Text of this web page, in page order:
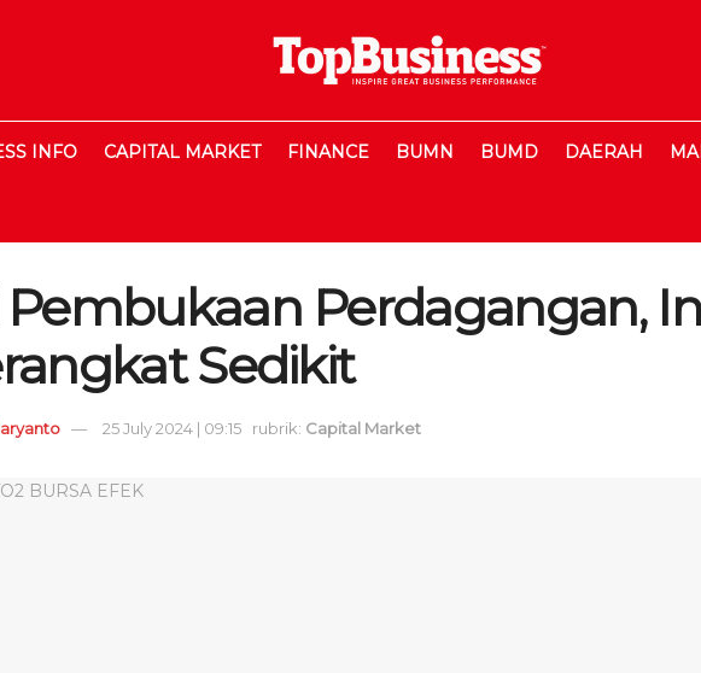
INFO CAPITAL MARKET FINANCE BUMN BUMD DAERAH
Pembukaan Perdagangan,
Sedikit
25 July 2024 | 09:15 rubrik: Capital Market